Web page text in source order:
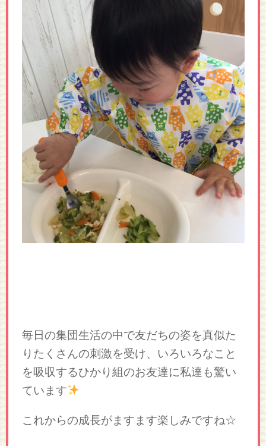
毎日の集団生活の中で友だちの姿を真似た
りたくさんの刺激を受け、いろいろなこと
を吸収するひかり組のお友達に私達も驚い
ています
これからの成長がますます楽しみですね☆